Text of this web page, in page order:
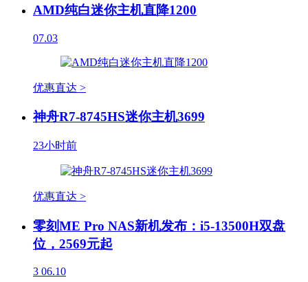
AMD纯白迷你主机直降1200
07.03
优惠直达 >
神舟R7-8745HS迷你主机3699
23小时前
优惠直达 >
零刻ME Pro NAS新机发布：i5-13500H双盘
位，2569元起
3 06.10